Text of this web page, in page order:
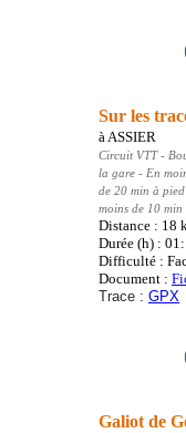
Sur les
àASSIER
Circuit VTT-
la gare - En
de 20 min à
moins de 10
Distance : 18
Durée (h) :
Difficulté :
Document :
Trace : GPX
Galiot de